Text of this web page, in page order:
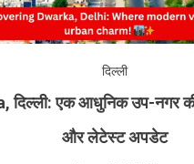
दिल्ली
दिल्ली: एक आधुनिक उप-नगर
और लेटेस्ट अपडेट